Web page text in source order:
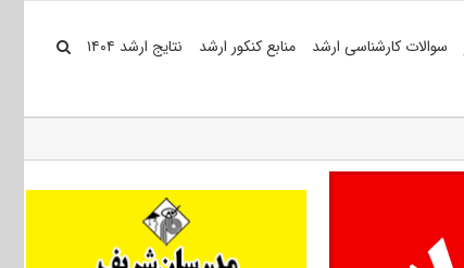
سوالات کارشناسی ارشد منابع کنکور ارشد نتایج ارشد ۱۴۰۴